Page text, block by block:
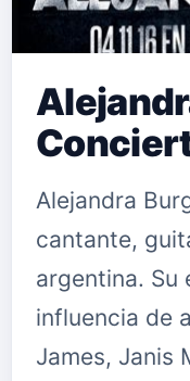
Alejandra
cantante,
argentina. Su
influencia de
James, Janis